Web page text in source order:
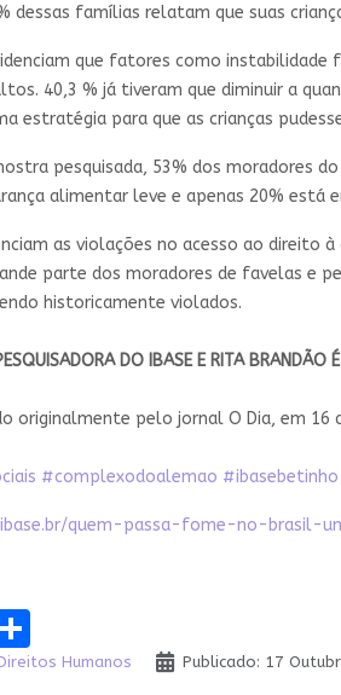
dessas famílias relatam que suas
que fatores como
40,3 % já tiveram que diminuir a
estratégia para que as crianças
pesquisada, 53% dos moradores
alimentar leve e apenas 20% está
as violações no acesso ao
parte dos moradores de favelas e
historicamente violados.
DO IBASE E RITA BRANDÃO
originalmente pelo jornal O Dia, em 16
#complexodoalemao #ibasebetinho
quem-passa-fome-no-brasil-
Humanos Publicado: 17